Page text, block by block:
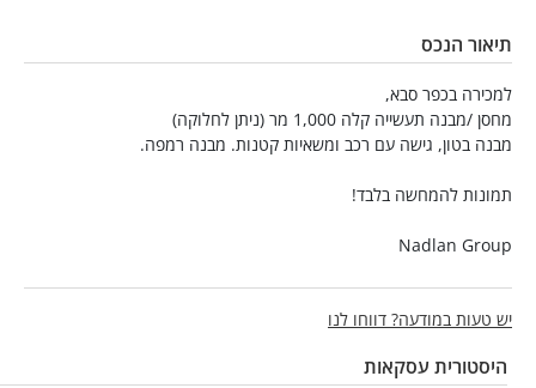
תיאור הנכס
למכירה בכפר סבא,
מחסן /מבנה תעשייה קלה 1,000 מר (ניתן לחלוקה)
מבנה בטון, גישה עם רכב ומשאיות קטנות. מבנה רמפה.
תמונות להמחשה בלבד!
Nadlan Group
יש טעות במודעה? דווחו לנו
היסטורית עסקאות